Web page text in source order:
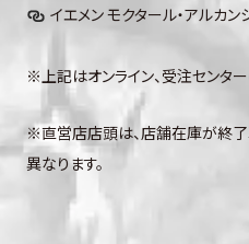
イエメン モクタール・アルカン
※上記はオンライン、受注センタ
※直営店店頭は、店舗在庫が終了
異なります。